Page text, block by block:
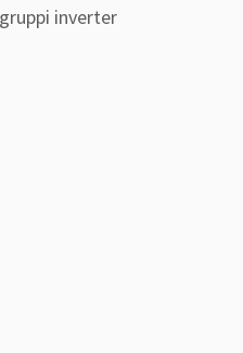
inverter